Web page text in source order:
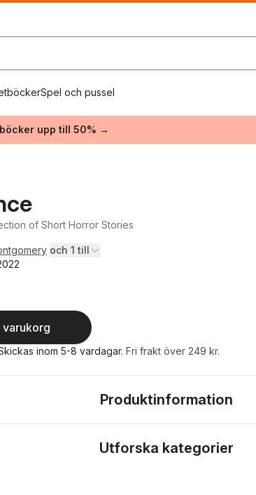
Spel och pussel
upp till 50% →
of Short Horror Stories
och 1 till
varukorg
inom 5-8 vardagar. Fri frakt över 249 kr.
Produktinformation
Utforska kategorier